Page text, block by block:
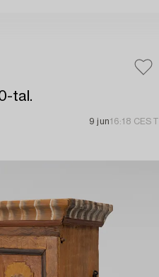
tal.
9 jun16:18 CEST